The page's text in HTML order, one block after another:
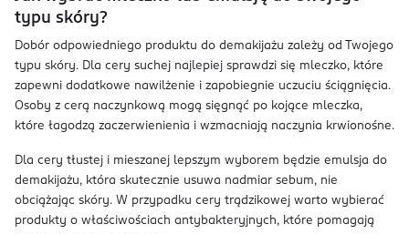
typu skóry?
Dobór odpowiedniego produktu do demakijażu zależy od Twojego
typu skóry. Dla cery suchej najlepiej sprawdzi się mleczko, które
zapewni dodatkowe nawilżenie i zapobiegnie uczuciu ściągnięcia.
Osoby z cerą naczynkową mogą sięgnąć po kojące mleczka,
które łagodzą zaczerwienienia i wzmacniają naczynia krwionośne.
Dla cery tłustej i mieszanej lepszym wyborem będzie emulsja do
demakijażu, która skutecznie usuwa nadmiar sebum, nie
obciążając skóry. W przypadku cery trądzikowej warto wybierać
produkty o właściwościach antybakteryjnych, które pomagają